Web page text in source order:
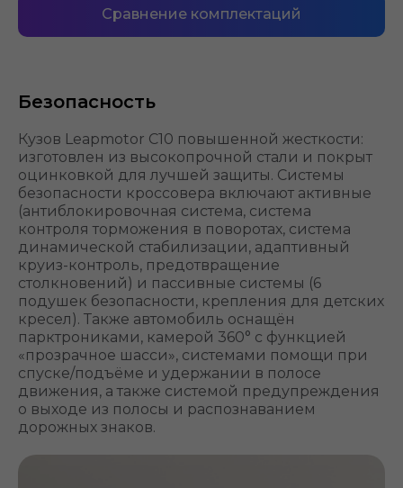
Сравнение комплектаций
Безопасность
Кузов Leapmotor C10 повышенной жесткости:
изготовлен из высокопрочной стали и покрыт
оцинковкой для лучшей защиты. Системы
безопасности кроссовера включают активные
(антиблокировочная система, система
контроля торможения в поворотах, система
динамической стабилизации, адаптивный
круиз-контроль, предотвращение
столкновений) и пассивные системы (6
подушек безопасности, крепления для детских
кресел). Также автомобиль оснащён
парктрониками, камерой 360° с функцией
«прозрачное шасси», системами помощи при
спуске/подъёме и удержании в полосе
движения, а также системой предупреждения
о выходе из полосы и распознаванием
дорожных знаков.